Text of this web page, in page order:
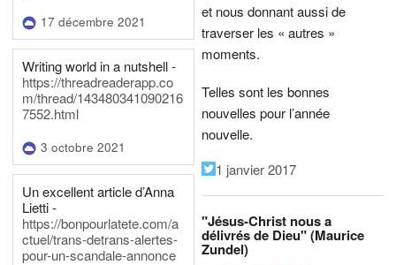
17 décembre 2021
Writing world in a nutshell -
https://threadreaderapp.co
m/thread/143480341090216
7552.html
3 octobre 2021
Un excellent article d’Anna
Lietti -
https://bonpourlatete.com/a
ctuel/trans-detrans-alertes-
pour-un-scandale-annonce
et nous donnant aussi de
traverser les « autres »
moments.
Telles sont les bonnes
nouvelles pour l’année
nouvelle.
1 janvier 2017
"Jésus-Christ nous a
délivrés de Dieu" (Maurice
Zundel)